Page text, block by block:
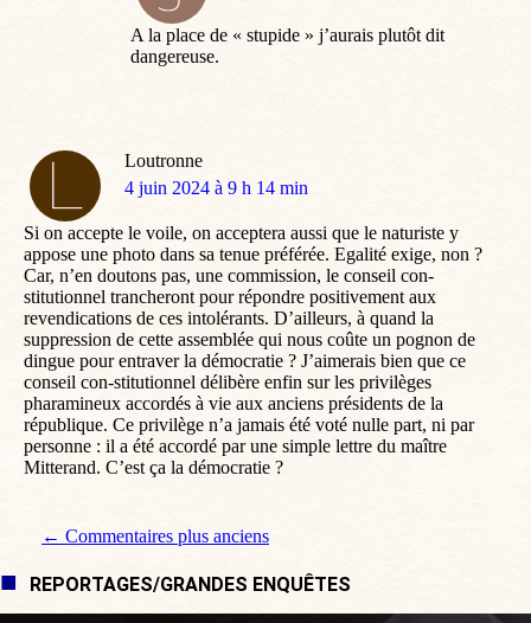
A la place de « stupide » j’aurais plutôt dit
dangereuse.
Loutronne
dit
4 juin 2024 à 9 h 14 min
Si on accepte le voile, on acceptera aussi que le naturiste y
appose une photo dans sa tenue préférée. Egalité exige, non ?
Car, n’en doutons pas, une commission, le conseil con-
stitutionnel trancheront pour répondre positivement aux
revendications de ces intolérants. D’ailleurs, à quand la
suppression de cette assemblée qui nous coûte un pognon de
dingue pour entraver la démocratie ? J’aimerais bien que ce
conseil con-stitutionnel délibère enfin sur les privilèges
pharamineux accordés à vie aux anciens présidents de la
république. Ce privilège n’a jamais été voté nulle part, ni par
personne : il a été accordé par une simple lettre du maître
Mitterand. C’est ça la démocratie ?
Navigation de commentaire
← Commentaires plus anciens
REPORTAGES/GRANDES ENQUÊTES